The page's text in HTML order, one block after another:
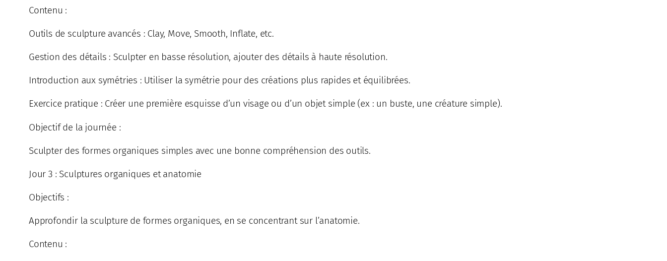
Contenu :
Outils de sculpture avancés : Clay, Move, Smooth, Inflate, etc.
Gestion des détails : Sculpter en basse résolution, ajouter des détails à haute résolution.
Introduction aux symétries : Utiliser la symétrie pour des créations plus rapides et équilibrées.
Exercice pratique : Créer une première esquisse d’un visage ou d’un objet simple (ex : un buste, une créature simple).
Objectif de la journée :
Sculpter des formes organiques simples avec une bonne compréhension des outils.
Jour 3 : Sculptures organiques et anatomie
Objectifs :
Approfondir la sculpture de formes organiques, en se concentrant sur l’anatomie.
Contenu :